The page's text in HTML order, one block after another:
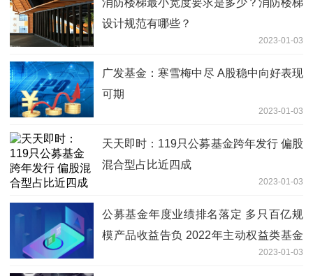
设计规范有哪些？
2023-01-03
广发基金：寒雪梅中尽 A股稳中向好表现
可期
2023-01-03
天天即时：119只公募基金跨年发行 偏股
混合型占比近四成
2023-01-03
公募基金年度业绩排名落定 多只百亿规
模产品收益告负 2022年主动权益类基金
2023-01-03